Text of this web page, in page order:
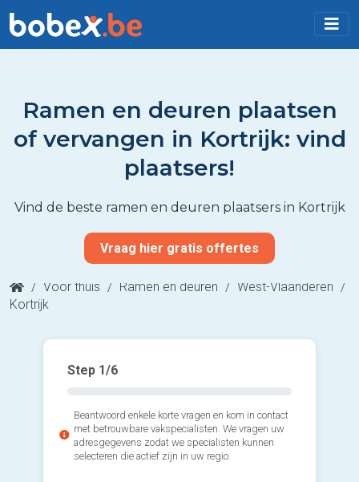
Ramen en deuren plaatsen
of vervangen in Kortrijk: vind
plaatsers!
Vind de beste ramen en deuren plaatsers in Kortrijk
Vraag hier gratis offertes
/ Voor thuis / Ramen en deuren / West-Vlaanderen /
Kortrijk
Step 1/6
Beantwoord enkele korte vragen en kom in contact
met betrouwbare vakspecialisten. We vragen uw
adresgegevens zodat we specialisten kunnen
selecteren die actief zijn in uw regio.